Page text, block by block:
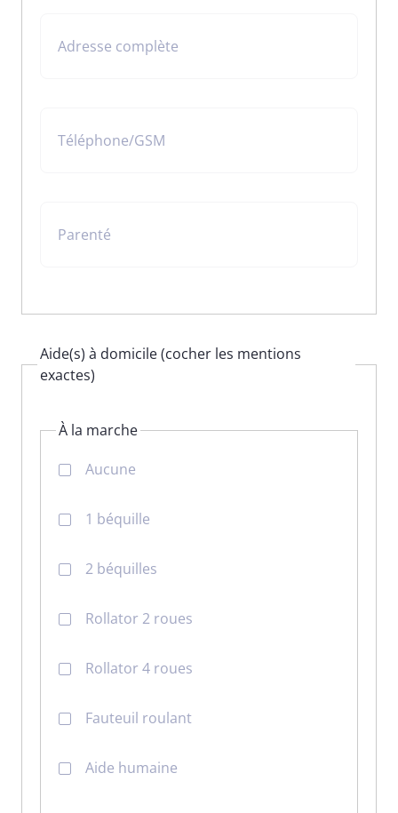
Adresse complète
Téléphone/GSM
Parenté
Aide(s) à domicile (cocher les mentions
exactes)
À la marche
Aucune
1 béquille
2 béquilles
Rollator 2 roues
Rollator 4 roues
Fauteuil roulant
Aide humaine